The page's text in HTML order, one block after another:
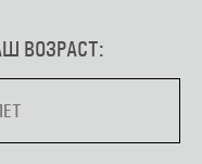
ВОЗРАСТ: